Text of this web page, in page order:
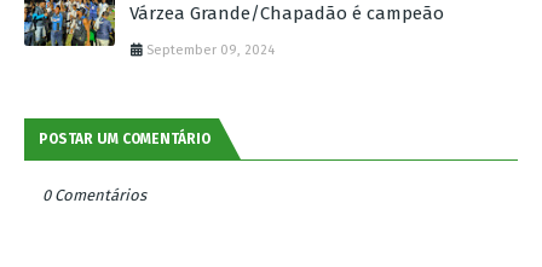
Várzea Grande/Chapadão é campeão
September 09, 2024
POSTAR UM COMENTÁRIO
0 Comentários